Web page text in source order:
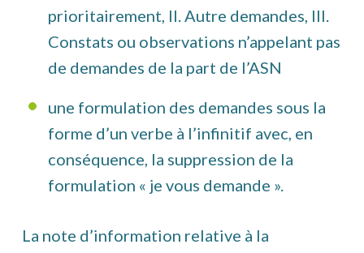
prioritairement, II. Autre demandes, III.
Constats ou observations n’appelant pas
de demandes de la part de l’ASN
une formulation des demandes sous la
forme d’un verbe à l’infinitif avec, en
conséquence, la suppression de la
formulation « je vous demande ».
La note d’information relative à la